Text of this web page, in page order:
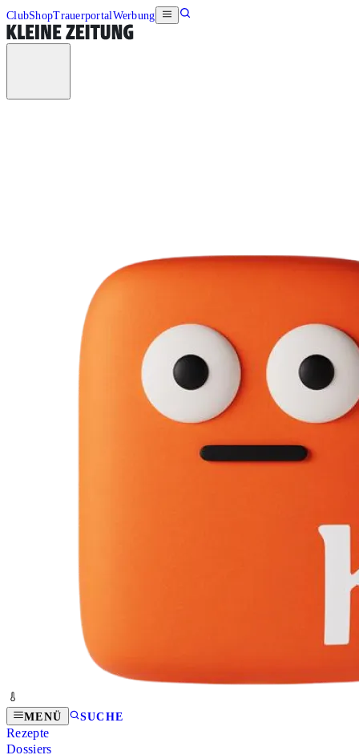
ClubShopTrauerportalWerbung
MENÜ SUCHE
Rezepte
Dossiers